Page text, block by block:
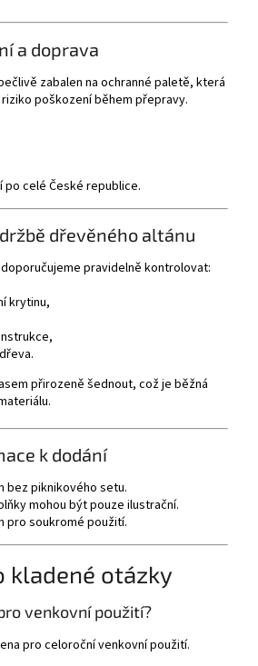
a doprava
zabalen na ochranné paletě, která
poškození během přepravy.
po celé České republice.
dřevěného altánu
pravidelně kontrolovat:
krytinu,
přirozeně šednout, což je běžná
k dodání
bez piknikového setu.
mohou být pouze ilustrační.
pro soukromé použití.
kladené otázky
venkovní použití?
pro celoroční venkovní použití.